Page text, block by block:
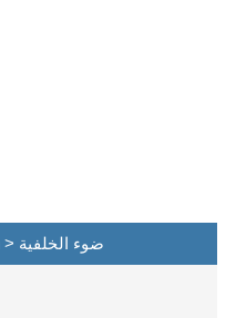
500 Auto Navigation > ضوء الخلفية